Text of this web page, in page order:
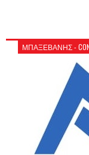
ΜΠΑΞΕΒΑΝΗΣ -